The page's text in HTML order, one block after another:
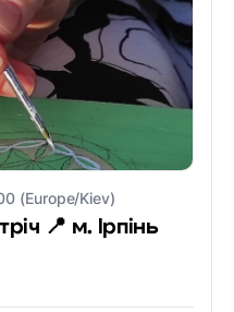
(Europe/Kiev)
📍 м. Ірпінь